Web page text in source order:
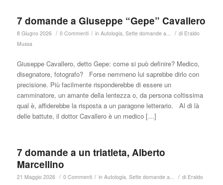
7 domande a Giuseppe “Gepe” Cavallero
8 Giugno 2026 / 0 Commenti / in Autologia, Sette domande a... / di Eraldo
Mussa
Giuseppe Cavallero, detto Gepe: come si può definire? Medico,
disegnatore, fotografo? Forse nemmeno lui saprebbe dirlo con
precisione. Più facilmente risponderebbe di essere un
camminatore, un amante della lentezza o, da persona coltissima
qual è, affiderebbe la risposta a un paragone letterario. Al di là
delle battute, il dottor Cavallero è un medico […]
7 domande a un triatleta, Alberto
Marcellino
21 Maggio 2026 / 0 Commenti / in Autologia, Sette domande a... / di Eraldo